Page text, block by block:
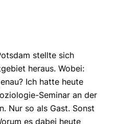
stellte sich
heraus. Wobei:
Ich hatte heute
Seminar an der
Nur so als Gast. Sonst
es dabei heute